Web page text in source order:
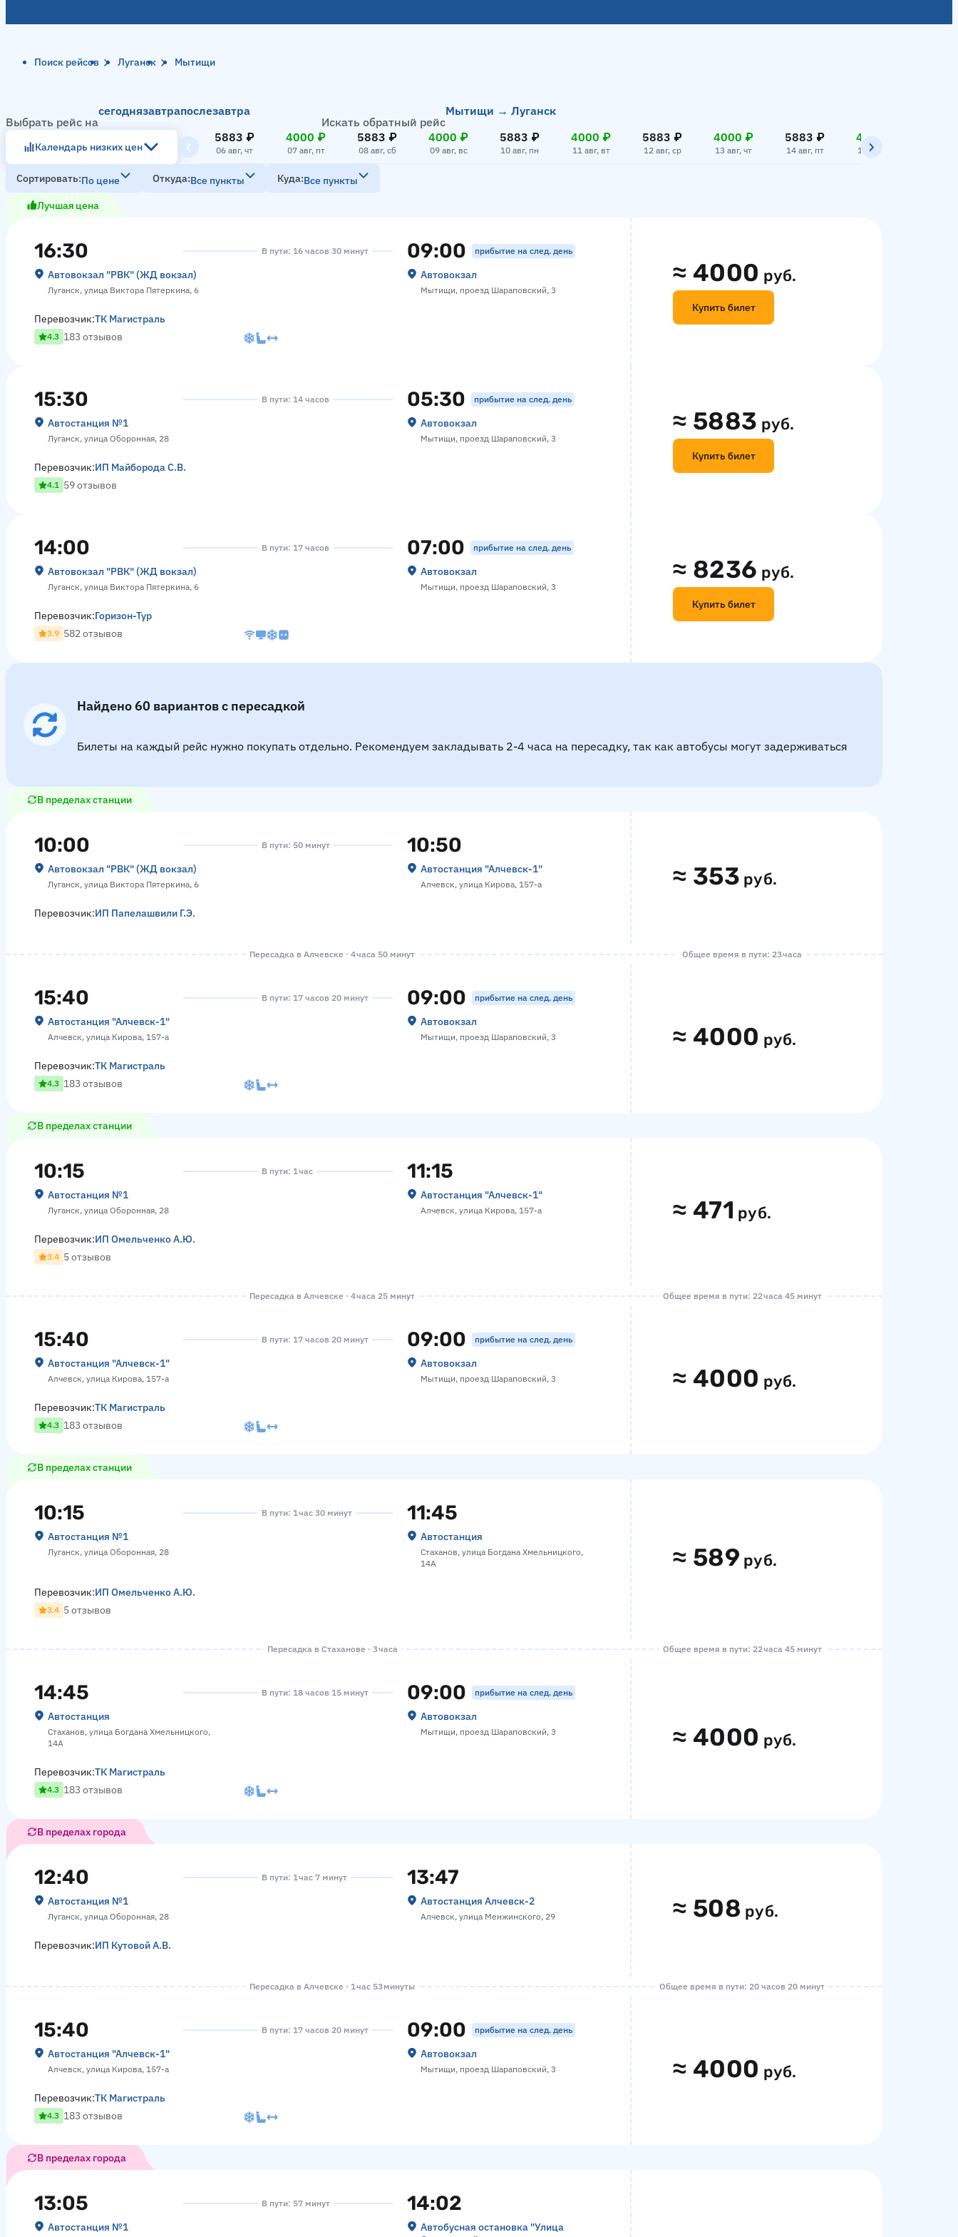
Поиск рейсов Луганск Мытищи
Выбрать рейс на
сегоднязавтрапослезавтра
Искать обратный рейс
Мытищи → Луганск
Календарь низких цен
5883 ₽
06 авг, чт
4000 ₽
07 авг, пт
5883 ₽
08 авг, сб
4000 ₽
09 авг, вс
5883 ₽
10 авг, пн
4000 ₽
11 авг, вт
5883 ₽
12 авг, ср
4000 ₽
13 авг, чт
5883 ₽
14 авг, пт
4000 ₽
15 авг, сб
Сортировать По цене Откуда Все пункты Куда Все пункты
Лучшая цена
16:30
Автовокзал "РВК" (ЖД вокзал)
Луганск, улица Виктора Пятеркина, 6
В пути: 16 часов 30 минут 09:00 прибытие на след. день
Автовокзал
Мытищи, проезд Шараповский, 3
≈ 4000 руб.
Купить билет
Перевозчик:ТК Магистраль
4.3 183 отзывов
15:30
Автостанция №1
Луганск, улица Оборонная, 28
В пути: 14 часов 05:30 прибытие на след. день
Автовокзал
Мытищи, проезд Шараповский, 3
≈ 5883 руб.
Купить билет
Перевозчик:ИП Майборода С.В.
4.1 59 отзывов
14:00
Автовокзал "РВК" (ЖД вокзал)
Луганск, улица Виктора Пятеркина, 6
В пути: 17 часов 07:00 прибытие на след. день
Автовокзал
Мытищи, проезд Шараповский, 3
≈ 8236 руб.
Купить билет
Перевозчик:Горизон-Тур
3.9 582 отзывов
Найдено 60 вариантов с пересадкой
Билеты на каждый рейс нужно покупать отдельно. Рекомендуем закладывать 2-4 часа на пересадку, так как автобусы могут задерживаться
В пределах станции
10:00
Автовокзал "РВК" (ЖД вокзал)
Луганск, улица Виктора Пятеркина, 6
В пути: 50 минут 10:50
Автостанция "Алчевск-1"
Алчевск, улица Кирова, 157-а ≈ 353 руб.
Перевозчик:ИП Папелашвили Г.Э.
Пересадка в Алчевске · 4 часа 50 минут Общее время в пути: 23 часа
15:40
Автостанция "Алчевск-1"
Алчевск, улица Кирова, 157-а
В пути: 17 часов 20 минут 09:00 прибытие на след. день
Автовокзал
Мытищи, проезд Шараповский, 3 ≈ 4000 руб.
Перевозчик:ТК Магистраль
4.3 183 отзывов
В пределах станции
10:15
Автостанция №1
Луганск, улица Оборонная, 28
В пути: 1 час 11:15
Автостанция "Алчевск-1"
Алчевск, улица Кирова, 157-а ≈ 471 руб.
Перевозчик:ИП Омельченко А.Ю.
3.4 5 отзывов
Пересадка в Алчевске · 4 часа 25 минут Общее время в пути: 22 часа 45 минут
15:40
Автостанция "Алчевск-1"
Алчевск, улица Кирова, 157-а
В пути: 17 часов 20 минут 09:00 прибытие на след. день
Автовокзал
Мытищи, проезд Шараповский, 3 ≈ 4000 руб.
Перевозчик:ТК Магистраль
4.3 183 отзывов
В пределах станции
10:15
Автостанция №1
Луганск, улица Оборонная, 28
В пути: 1 час 30 минут 11:45
Автостанция
Стаханов, улица Богдана Хмельницкого,
14А
≈ 589 руб.
Перевозчик:ИП Омельченко А.Ю.
3.4 5 отзывов
Пересадка в Стаханове · 3 часа Общее время в пути: 22 часа 45 минут
14:45
Автостанция
Стаханов, улица Богдана Хмельницкого,
14А
В пути: 18 часов 15 минут 09:00 прибытие на след. день
Автовокзал
Мытищи, проезд Шараповский, 3 ≈ 4000 руб.
Перевозчик:ТК Магистраль
4.3 183 отзывов
В пределах города
12:40
Автостанция №1
Луганск, улица Оборонная, 28
В пути: 1 час 7 минут 13:47
Автостанция Алчевск-2
Алчевск, улица Менжинского, 29 ≈ 508 руб.
Перевозчик:ИП Кутовой А.В.
Пересадка в Алчевске · 1 час 53 минуты Общее время в пути: 20 часов 20 минут
15:40
Автостанция "Алчевск-1"
Алчевск, улица Кирова, 157-а
В пути: 17 часов 20 минут 09:00 прибытие на след. день
Автовокзал
Мытищи, проезд Шараповский, 3 ≈ 4000 руб.
Перевозчик:ТК Магистраль
4.3 183 отзывов
В пределах города
13:05
Автостанция №1
В пути: 57 минут 14:02
Автобусная остановка "Улица